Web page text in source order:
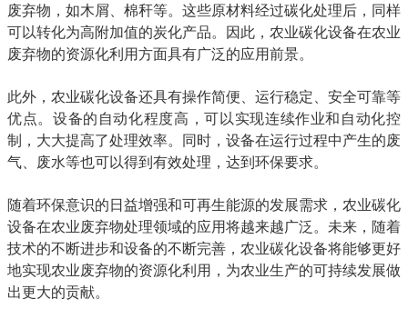
废弃物，如木屑、棉秆等。这些原材料经过碳化处理后，同样
可以转化为高附加值的炭化产品。因此，农业碳化设备在农业
废弃物的资源化利用方面具有广泛的应用前景。
此外，农业碳化设备还具有操作简便、运行稳定、安全可靠等
优点。设备的自动化程度高，可以实现连续作业和自动化控
制，大大提高了处理效率。同时，设备在运行过程中产生的废
气、废水等也可以得到有效处理，达到环保要求。
随着环保意识的日益增强和可再生能源的发展需求，农业碳化
设备在农业废弃物处理领域的应用将越来越广泛。未来，随着
技术的不断进步和设备的不断完善，农业碳化设备将能够更好
地实现农业废弃物的资源化利用，为农业生产的可持续发展做
出更大的贡献。